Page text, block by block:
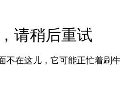
请稍后重试
不在这儿，它可能正忙着刷